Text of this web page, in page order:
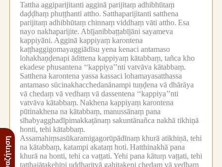
Tattha aggiparijitanti agginā parijitaṃ adhibhūtaṃ
daḍḍhaṃ phuṭṭhanti attho. Satthaparijitanti satthena
parijitaṃ adhibhūtaṃ chinnaṃ viddhaṃ vāti attho. Esa
nayo nakhaparijite. Abījanibbaṭṭabījāni sayameva
kappiyāni. Agginā kappiyaṃ karontena
kaṭṭhaggigomayaggiādīsu yena kenaci antamaso
lohakhaṇḍenapi ādittena kappiyaṃ kātabbaṃ, tañca kho
ekadese phusantena ‘‘kappiya’’nti vatvāva kātabbaṃ.
Satthena karontena yassa kassaci lohamayasatthassa
antamaso sūcinakhacchedanānampi tuṇḍena vā dhārāya
vā chedaṃ vā vedhaṃ vā dassentena ‘‘kappiya’’nti
vatvāva kātabbaṃ. Nakhena kappiyaṃ karontena
pūtinakhena na kātabbaṃ, manussānaṃ pana
sīhabyagghadīpimakkaṭānaṃ sakuntānañca nakhā tikhiṇā
honti, tehi kātabbaṃ.
Assamahiṃsasūkaramigagorūpādīnaṃ khurā atikhiṇā, tehi
na kātabbaṃ, katampi akataṃ hoti. Hatthinakhā pana
khurā na honti, tehi ca vaṭṭati. Yehi pana kātuṃ vaṭṭati, tehi
tatthajātakehipi uddharitvā gahitakepi chedaṃ vā vedhaṃ